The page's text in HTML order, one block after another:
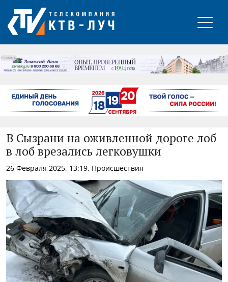
РЕКЛАМА
В Сызрани на оживленной дороге лоб
в лоб врезались легковушки
26 Февраля 2025, 13:19, Происшествия